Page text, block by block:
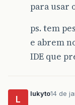
para usar
ps. tem
e abrem
IDE que
L
lukyto14 de